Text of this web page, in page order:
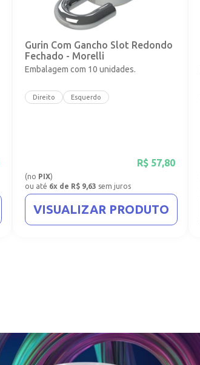
Gurin Com Gancho Slot Redondo
Fechado - Morelli
Embalagem com 10 unidades.
Direito Esquerdo
R$ 57,80
(no PIX)
ou até 6x de R$ 9,63 sem juros
VISUALIZAR PRODUTO